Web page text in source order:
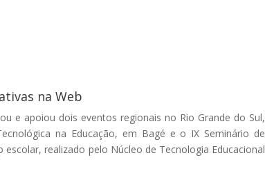
na Web
e apoiou dois eventos regionais no Rio Grande do Sul,
na Educação, em Bagé e o IX Seminário de
realizado pelo Núcleo de Tecnologia Educacional